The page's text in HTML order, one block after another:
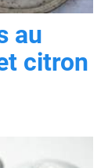
au
citron